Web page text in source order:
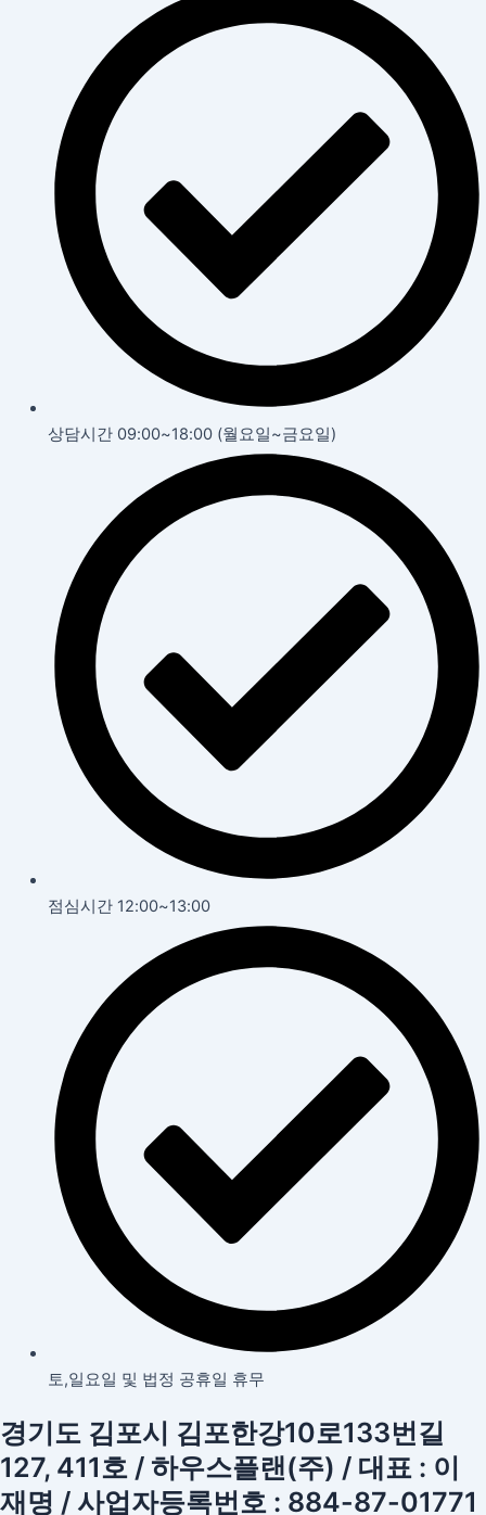
상담시간 09:00~18:00 (월요일~금요일)
점심시간 12:00~13:00
토,일요일 및 법정 공휴일 휴무
경기도 김포시 김포한강10로133번길
127, 411호 / 하우스플랜(주) / 대표 : 이
재명 / 사업자등록번호 : 884-87-01771